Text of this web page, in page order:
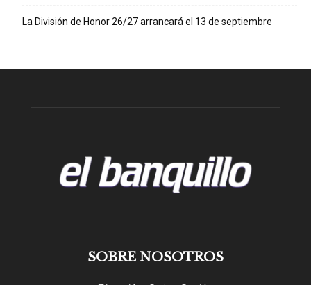
La División de Honor 26/27 arrancará el 13 de septiembre
SOBRE NOSOTROS